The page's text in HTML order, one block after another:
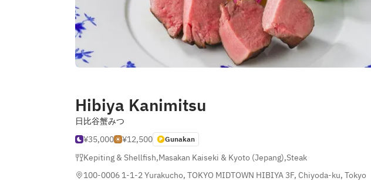
Hibiya Kanimitsu
日比谷蟹みつ
¥35,000
¥12,500 Gunakan
Kepiting & Shellfish,Masakan Kaiseki & Kyoto (Jepang),Steak
100-0006 1-1-2 Yurakucho, TOKYO MIDTOWN HIBIYA 3F, Chiyoda-ku, Tokyo